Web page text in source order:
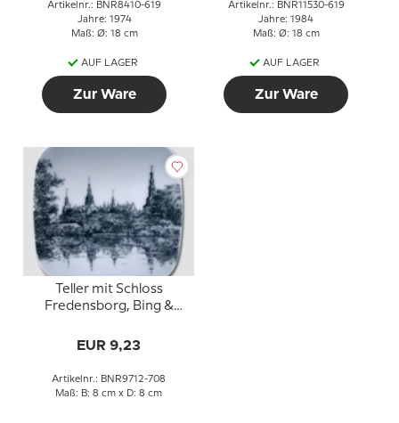
Artikelnr.: BNR8410-619
Jahre: 1974
Maß: Ø: 18 cm
AUF LAGER
Zur Ware
Artikelnr.: BNR11530-619
Jahre: 1984
Maß: Ø: 18 cm
AUF LAGER
Zur Ware
Teller mit Schloss
Fredensborg, Bing &
EUR 9,23
Artikelnr.: BNR9712-708
Maß: B: 8 cm x D: 8 cm